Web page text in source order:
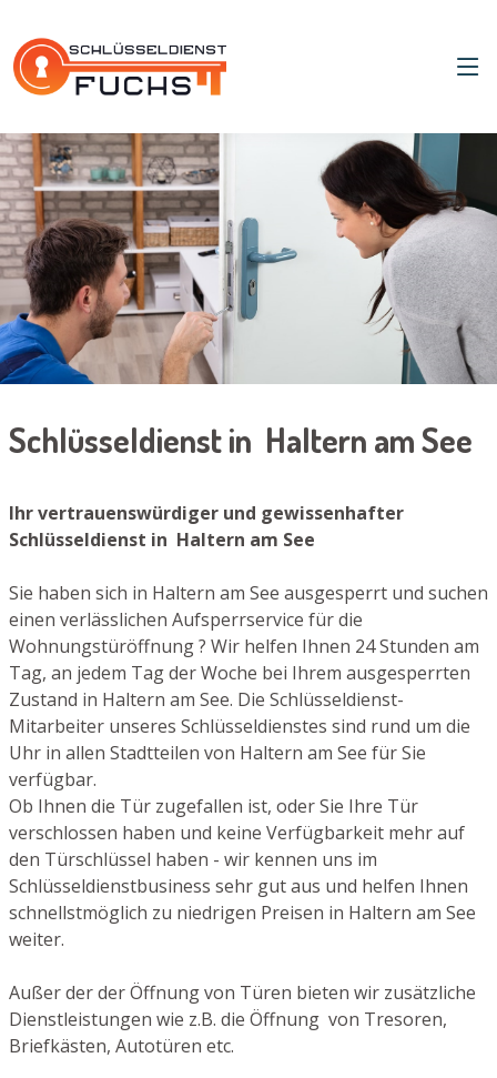
Schlüsseldienst in Haltern am See
Ihr vertrauenswürdiger und gewissenhafter
Schlüsseldienst in Haltern am See
Sie haben sich in Haltern am See ausgesperrt und suchen
einen verlässlichen Aufsperrservice für die
Wohnungstüröffnung ? Wir helfen Ihnen 24 Stunden am
Tag, an jedem Tag der Woche bei Ihrem ausgesperrten
Zustand in Haltern am See. Die Schlüsseldienst-
Mitarbeiter unseres Schlüsseldienstes sind rund um die
Uhr in allen Stadtteilen von Haltern am See für Sie
verfügbar.
Ob Ihnen die Tür zugefallen ist, oder Sie Ihre Tür
verschlossen haben und keine Verfügbarkeit mehr auf
den Türschlüssel haben - wir kennen uns im
Schlüsseldienstbusiness sehr gut aus und helfen Ihnen
schnellstmöglich zu niedrigen Preisen in Haltern am See
weiter.
Außer der der Öffnung von Türen bieten wir zusätzliche
Dienstleistungen wie z.B. die Öffnung von Tresoren,
Briefkästen, Autotüren etc.